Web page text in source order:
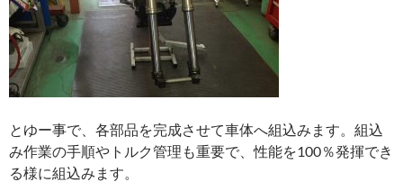
とゆー事で、各部品を完成させて車体へ組込みます。組込
み作業の手順やトルク管理も重要で、性能を100％発揮でき
る様に組込みます。